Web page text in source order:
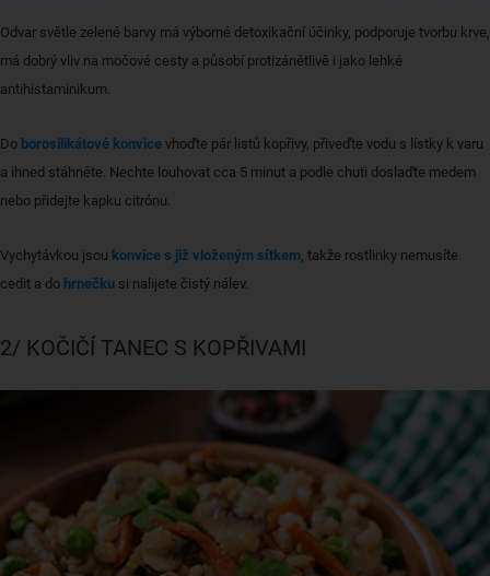
Odvar světle zelené barvy má výborné detoxikační účinky, podporuje tvorbu krve,
má dobrý vliv na močové cesty a působí protizánětlivě i jako lehké
antihistaminikum.
Do borosilikátové konvice vhoďte pár listů kopřivy, přiveďte vodu s lístky k varu
a ihned stáhněte. Nechte louhovat cca 5 minut a podle chuti doslaďte medem
nebo přidejte kapku citrónu.
Vychytávkou jsou konvice s již vloženým sítkem, takže rostlinky nemusíte
cedit a do hrnečku si nalijete čistý nálev.
2/ KOČIČÍ TANEC S KOPŘIVAMI